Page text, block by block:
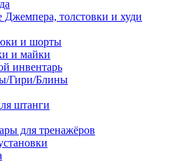
Джемпера, толстовки и худи
и шорты
и майки
инвентарь
Гири/Блины
штанги
для тренажёров